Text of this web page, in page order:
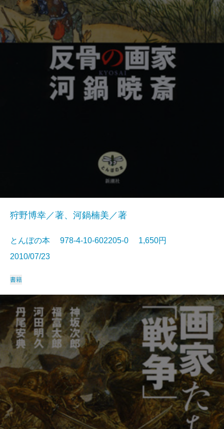
狩野博幸／著、河鍋楠美／著
とんぼの本 978-4-10-602205-0 1,650円
2010/07/23
書籍